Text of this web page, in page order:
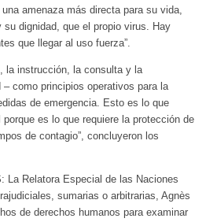
amenaza más directa para su vida,
dignidad, que el propio virus. Hay
que llegar al uso fuerza”.
la instrucción, la consulta y la
como principios operativos para la
de emergencia. Esto es lo que
es lo que requiere la protección de
de contagio”, concluyeron los
La Relatora Especial de las Naciones
sumarias o arbitrarias, Agnès
de derechos humanos para examinar